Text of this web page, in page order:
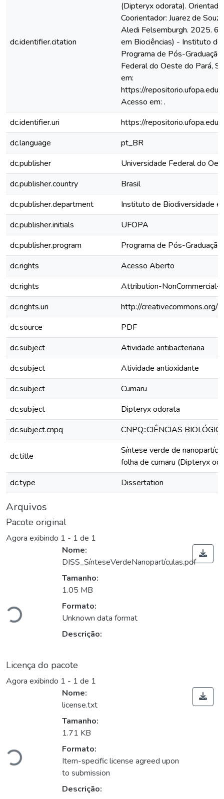
dc.identifier.citation
(Dipteryx odorata).
Coorientador: Juarez de
Aledi Felsemburgh. 2025.
em Biociências) - Instituto
Programa de Pós-
Federal do Oeste do Pará,
em:
https://
Acesso em: .
dc.identifier.uri
https://
dc.language
pt_BR
dc.publisher
Universidade Federal do
dc.publisher.country
Brasil
dc.publisher.department
Instituto de Biodiversidade e
dc.publisher.initials
UFOPA
dc.publisher.program
Programa de Pós-
dc.rights
Acesso Aberto
dc.rights
Attribution-
dc.rights.uri
http://creativecommons.org/
dc.source
PDF
dc.subject
Atividade antibacteriana
dc.subject
Atividade antioxidante
dc.subject
Cumaru
dc.subject
Dipteryx odorata
dc.subject.cnpq
CNPQ::CIÊNCIAS
dc.title
Síntese verde de
folha de cumaru (Dipteryx
dc.type
Dissertation
Arquivos
Pacote original
Agora exibindo 1 - 1 de 1
Carregando...
Nome:
DISS_SínteseVerdeNanopartículas.pdf
Tamanho:
1.05 MB
Formato:
Unknown data format
Descrição:
Licença do pacote
Agora exibindo 1 - 1 de 1
Carregando...
Nome:
license.txt
Tamanho:
1.71 KB
Formato:
Item-specific license agreed upon
to submission
Descrição: